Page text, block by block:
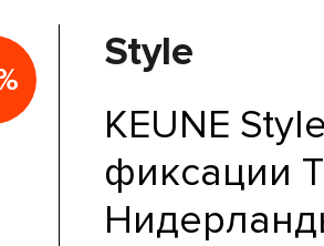
Style
KEUNE
фиксации